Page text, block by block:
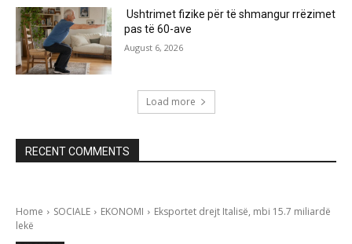
Ushtrimet fizike për të shmangur rrëzimet
pas të 60-ave
August 6, 2026
Load more
RECENT COMMENTS